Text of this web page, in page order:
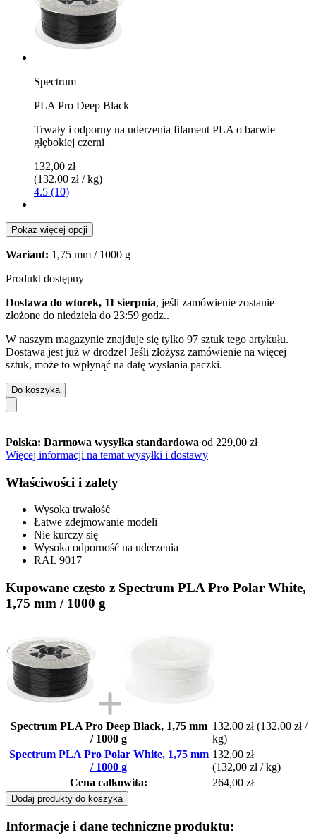
Spectrum
PLA Pro Deep Black
Trwały i odporny na uderzenia filament PLA o barwie
głębokiej czerni
132,00 zł
(132,00 zł / kg)
4.5 (10)
Pokaż więcej opcji
Wariant: 1,75 mm / 1000 g
Produkt dostępny
Dostawa do wtorek, 11 sierpnia, jeśli zamówienie zostanie
złożone do niedziela do 23:59 godz..
W naszym magazynie znajduje się tylko 97 sztuk tego artykułu.
Dostawa jest już w drodze! Jeśli złożysz zamówienie na więcej
sztuk, może to wpłynąć na datę wysłania paczki.
Do koszyka
Polska: Darmowa wysyłka standardowa od 229,00 zł
Więcej informacji na temat wysyłki i dostawy
Właściwości i zalety
Wysoka trwałość
Łatwe zdejmowanie modeli
Nie kurczy się
Wysoka odporność na uderzenia
RAL 9017
Kupowane często z Spectrum PLA Pro Polar White,
1,75 mm / 1000 g
Spectrum PLA Pro Deep Black, 1,75 mm
/ 1000 g
132,00 zł (132,00 zł /
kg)
Spectrum PLA Pro Polar White, 1,75 mm
/ 1000 g
132,00 zł
(132,00 zł / kg)
Cena całkowita:
264,00 zł
Dodaj produkty do koszyka
Informacje i dane techniczne produktu: